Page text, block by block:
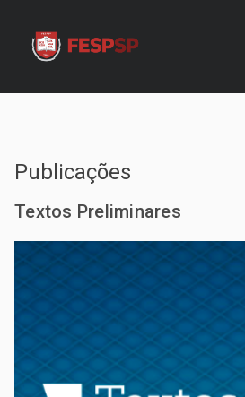
Publicações
Textos Preliminares